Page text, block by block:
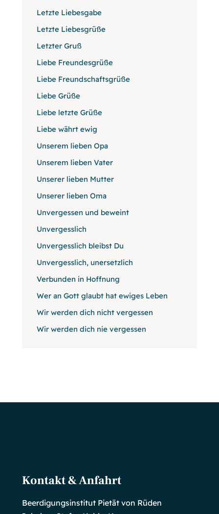
Letzte Liebesgabe
Letzte Liebesgrüße
Letzter Gruß
Liebe Freundesgrüße
Liebe Freundschaftsgrüße
Liebe Grüße
Liebe letzte Grüße
Liebe währt ewig
Unserem lieben Opa
Unserem lieben Vater
Unserer lieben Mutter
Unserer lieben Oma
Unvergessen und beweint
Unvergesslich
Unvergesslich bleibst Du
Unvergesslich, unersetzlich
Verbunden in Hoffnung
Wer an Gott glaubt hat ewiges Leben
Wir werden dich nicht vergessen
Wir werden dich nie vergessen
Kontakt & Anfahrt
Beerdigungsinstitut Pietät von Rüden